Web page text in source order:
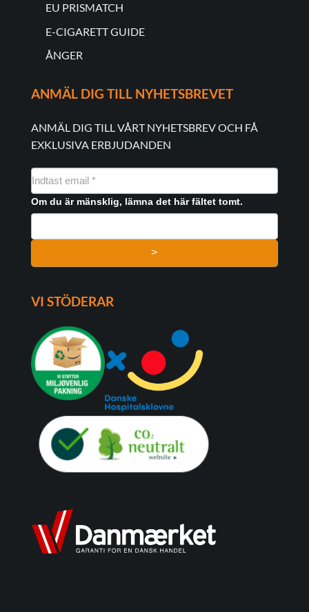
EU PRISMATCH
E-CIGARETT GUIDE
ÅNGER
ANMÄL DIG TILL NYHETSBREVET
ANMÄL DIG TILL VÅRT NYHETSBREV OCH FÅ
EXKLUSIVA ERBJUDANDEN
NYHEDSMAIL
FORMULAR
Om du är mänsklig, lämna det här fältet tomt.
>
VI STÖDERAR